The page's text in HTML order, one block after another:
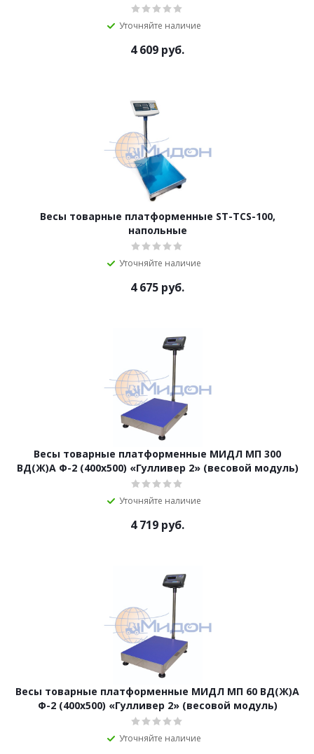
Уточняйте наличие
4 609 руб.
Весы товарные платформенные ST-TCS-100,
напольные
Уточняйте наличие
4 675 руб.
Весы товарные платформенные МИДЛ МП 300
ВД(Ж)А Ф-2 (400х500) «Гулливер 2» (весовой модуль)
Уточняйте наличие
4 719 руб.
Весы товарные платформенные МИДЛ МП 60 ВД(Ж)А
Ф-2 (400х500) «Гулливер 2» (весовой модуль)
Уточняйте наличие